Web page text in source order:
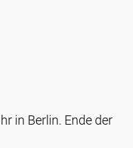
in Berlin. Ende der